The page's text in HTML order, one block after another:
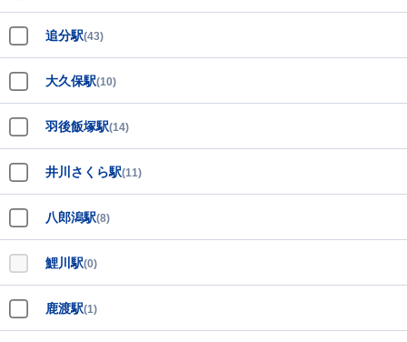
追分駅(43)
大久保駅(10)
羽後飯塚駅(14)
井川さくら駅(11)
八郎潟駅(8)
鯉川駅(0)
鹿渡駅(1)